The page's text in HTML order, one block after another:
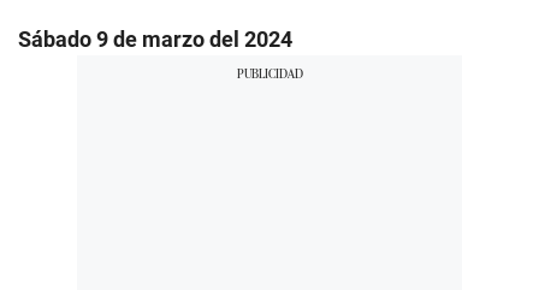
Sábado 9 de marzo del 2024